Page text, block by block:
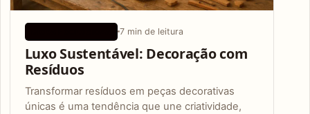
7 min de leitura
Luxo Sustentável: Decoração com
Resíduos
Transformar resíduos em peças decorativas
únicas é uma tendência que une criatividade,